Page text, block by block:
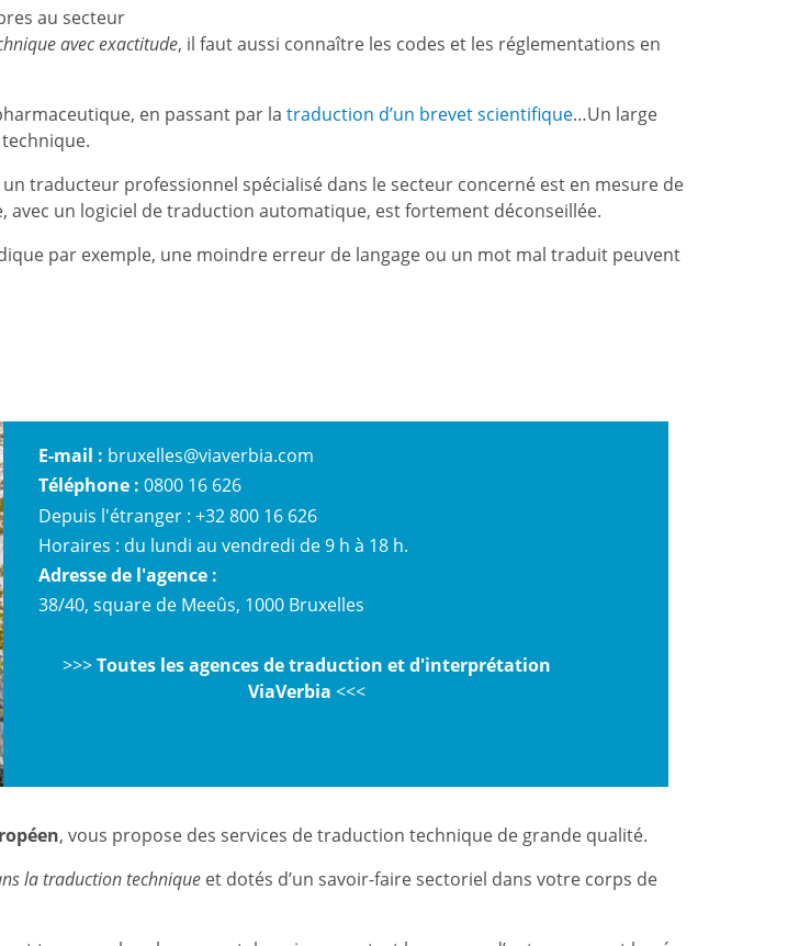
au secteur
avec exactitude, il faut aussi connaître les codes et les réglementations en
en passant par la traduction d’un brevet scientifique…Un large
un traducteur professionnel spécialisé dans le secteur concerné est en mesure de
un logiciel de traduction automatique, est fortement déconseillée.
par exemple, une moindre erreur de langage ou un mot mal traduit peuvent
E-mail : bruxelles@viaverbia.com
Téléphone : 0800 16 626
Depuis l'étranger : +32 800 16 626
Horaires : du lundi au vendredi de 9 h à 18 h.
Adresse de l'agence :
38/40, square de Meeûs, 1000 Bruxelles
>>>Toutes les agences de traduction et d'interprétation
ViaVerbia <<<
, vous propose des services de traduction technique de grande qualité.
la traduction technique et dotés d’un savoir-faire sectoriel dans votre corps de